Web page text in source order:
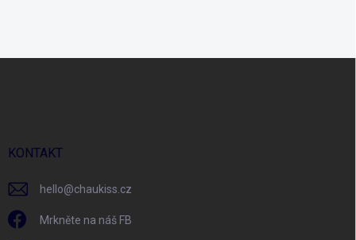
KONTAKT
hello@chaukiss.cz
Mrkněte na náš FB